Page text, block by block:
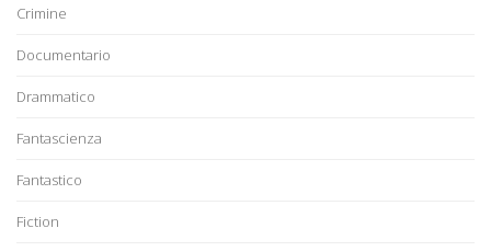
Crimine
Documentario
Drammatico
Fantascienza
Fantastico
Fiction